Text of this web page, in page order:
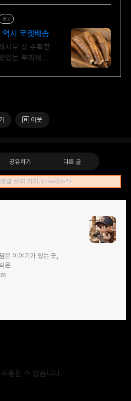
광고
시 로켓배송
시로 갓 수확한
있는 뿌리채소,
이웃
공유하기 다른 글
글 쓰러 가기. (∩•̀ω•́)⊃-*⋆
은 이야기가 있는 곳,
은
용할 수 없습니다.
트위터